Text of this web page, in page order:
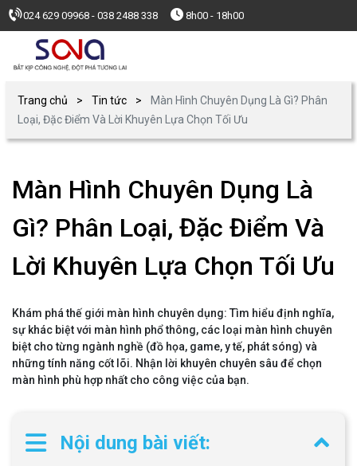
024 629 09968 - 038 2488 338 8h00 - 18h00
Trang chủ Tin tức
Màn Hình Chuyên Dụng Là Gì? Phân
Loại, Đặc Điểm Và Lời Khuyên Lựa Chọn Tối Ưu
Màn Hình Chuyên Dụng Là
Gì? Phân Loại, Đặc Điểm Và
Lời Khuyên Lựa Chọn Tối Ưu
Khám phá thế giới màn hình chuyên dụng: Tìm hiểu định nghĩa,
sự khác biệt với màn hình phổ thông, các loại màn hình chuyên
biệt cho từng ngành nghề (đồ họa, game, y tế, phát sóng) và
những tính năng cốt lõi. Nhận lời khuyên chuyên sâu để chọn
màn hình phù hợp nhất cho công việc của bạn.
Nội dung bài viết: